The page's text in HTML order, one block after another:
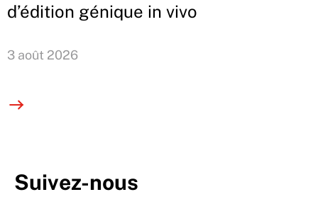
d’édition génique in vivo
3 août 2026
Suivez-nous